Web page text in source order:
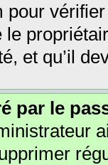
et qu’il
par le